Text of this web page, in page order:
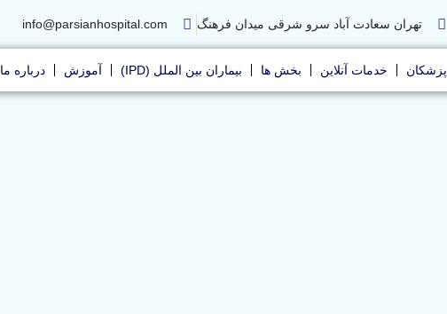
تهران سعادت آباد سرو شرقی میدان فرهنگ info@parsianhospital.com
پزشکان خدمات آنلاین بخش ها بیماران بین الملل (IPD) آموزش درباره ما